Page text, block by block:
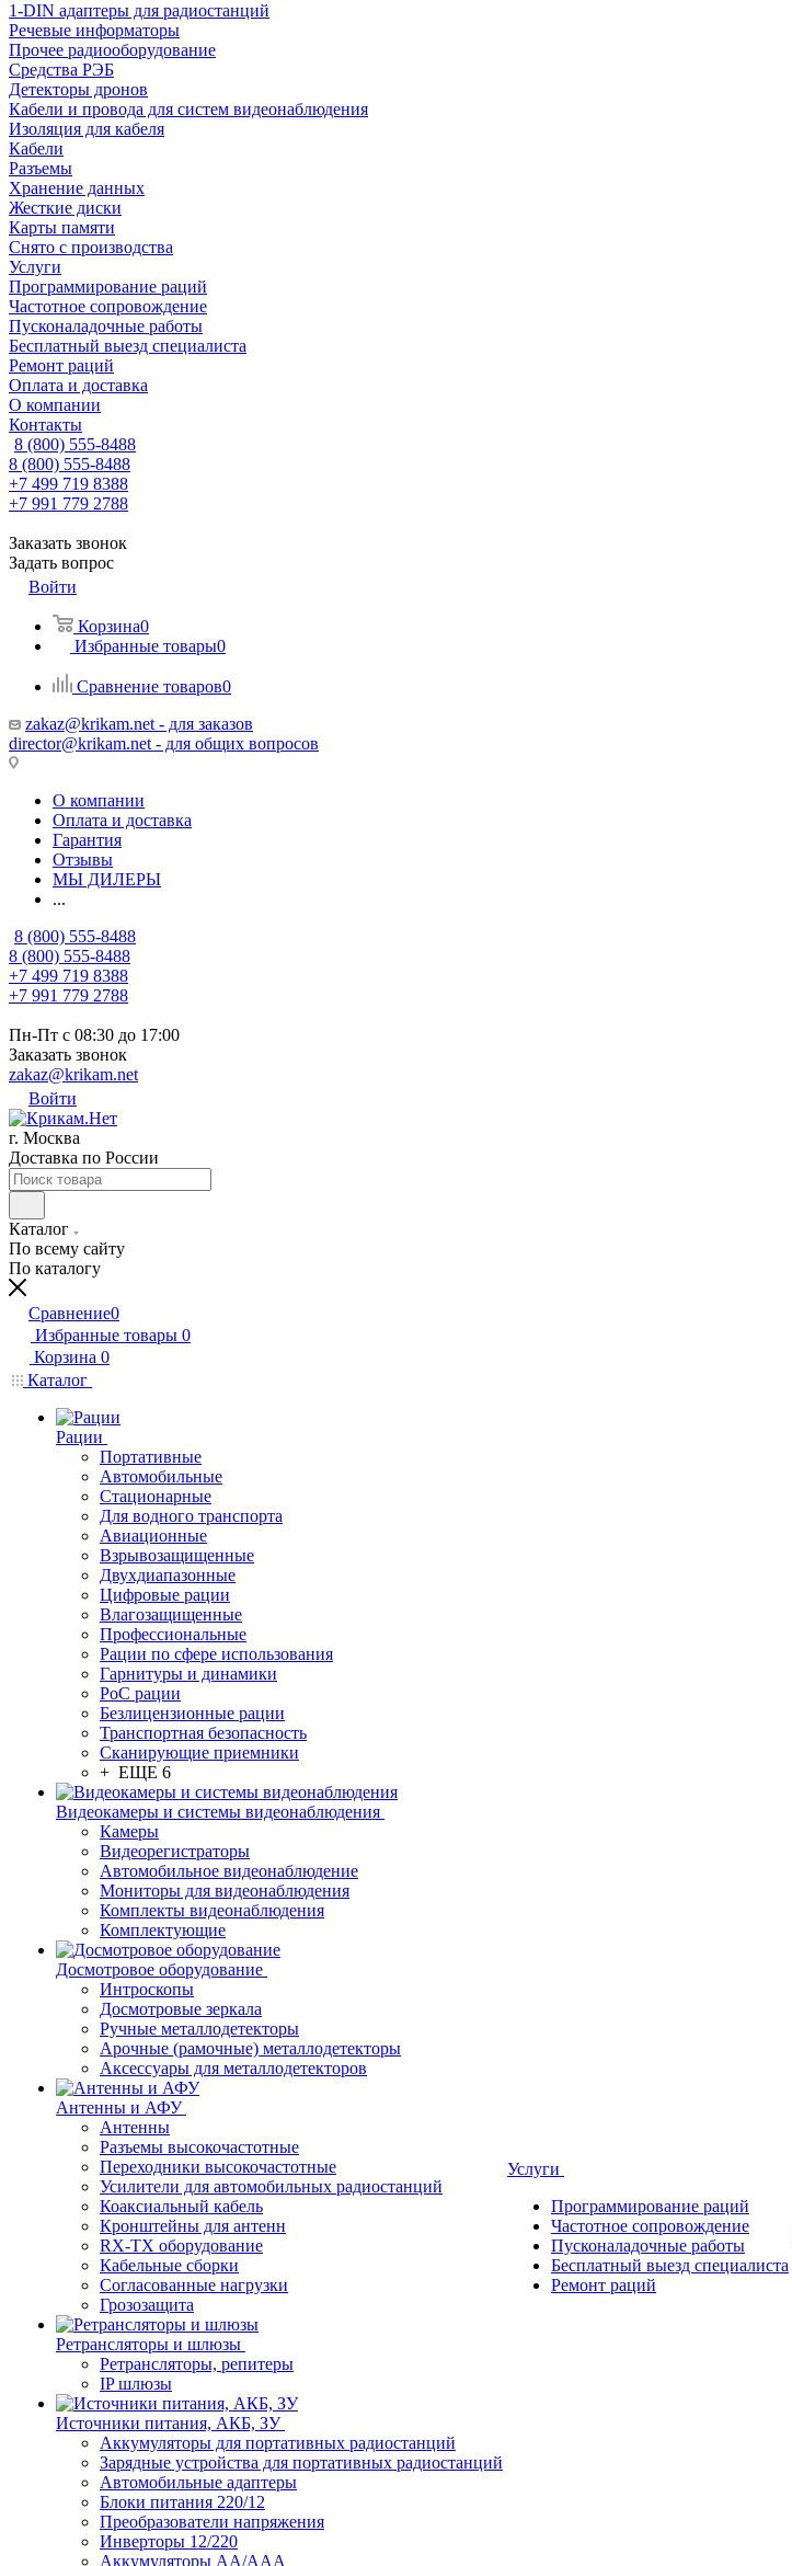
1-DIN адаптеры для радиостанций
Речевые информаторы
Прочее радиооборудование
Средства РЭБ
Детекторы дронов
Кабели и провода для систем видеонаблюдения
Изоляция для кабеля
Кабели
Разъемы
Хранение данных
Жесткие диски
Карты памяти
Снято с производства
Услуги
Программирование раций
Частотное сопровождение
Пусконаладочные работы
Бесплатный выезд специалиста
Ремонт раций
Оплата и доставка
О компании
Контакты
8 (800) 555-8488
8 (800) 555-8488
+7 499 719 8388
+7 991 779 2788
Заказать звонок
Задать вопрос
Войти
Корзина0
Избранные товары0
Сравнение товаров0
zakaz@krikam.net - для заказов
director@krikam.net - для общих вопросов
О компании
Оплата и доставка
Гарантия
Отзывы
МЫ ДИЛЕРЫ
...
8 (800) 555-8488
8 (800) 555-8488
+7 499 719 8388
+7 991 779 2788
Пн-Пт с 08:30 до 17:00
Заказать звонок
zakaz@krikam.net
Войти
г. Москва
Доставка по России
Каталог
По всему сайту
По каталогу
Сравнение0
Избранные товары 0
Корзина 0
Каталог
Рации
Портативные
Автомобильные
Стационарные
Для водного транспорта
Авиационные
Взрывозащищенные
Двухдиапазонные
Цифровые рации
Влагозащищенные
Профессиональные
Рации по сфере использования
Гарнитуры и динамики
PoC рации
Безлицензионные рации
Транспортная безопасность
Сканирующие приемники
+ ЕЩЕ 6
Видеокамеры и системы видеонаблюдения
Камеры
Видеорегистраторы
Автомобильное видеонаблюдение
Мониторы для видеонаблюдения
Комплекты видеонаблюдения
Комплектующие
Досмотровое оборудование
Интроскопы
Досмотровые зеркала
Ручные металлодетекторы
Арочные (рамочные) металлодетекторы
Аксессуары для металлодетекторов
Антенны и АФУ
Антенны
Разъемы высокочастотные
Переходники высокочастотные
Усилители для автомобильных радиостанций
Коаксиальный кабель
Кронштейны для антенн
RX-TX оборудование
Кабельные сборки
Согласованные нагрузки
Грозозащита
Ретрансляторы и шлюзы
Ретрансляторы, репитеры
IP шлюзы
Источники питания, АКБ, ЗУ
Аккумуляторы для портативных радиостанций
Зарядные устройства для портативных радиостанций
Автомобильные адаптеры
Блоки питания 220/12
Преобразователи напряжения
Инверторы 12/220
Аккумуляторы АА/ААА
Услуги
Программирование раций
Частотное сопровождение
Пусконаладочные работы
Бесплатный выезд специалиста
Ремонт раций